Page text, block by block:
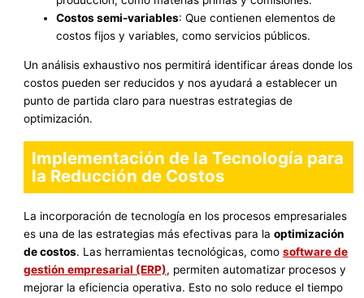
Costos semi-variables: Que contienen elementos de
costos fijos y variables, como servicios públicos.
Un análisis exhaustivo nos permitirá identificar áreas donde los
costos pueden ser reducidos y nos ayudará a establecer un
punto de partida claro para nuestras estrategias de
optimización.
Implementación de la Tecnología para
la Reducción de Costos
La incorporación de tecnología en los procesos empresariales
es una de las estrategias más efectivas para laoptimización
de costos. Las herramientas tecnológicas, comosoftware de
gestión empresarial (ERP), permiten automatizar procesos y
mejorar la eficiencia operativa. Esto no solo reduce el tiempo